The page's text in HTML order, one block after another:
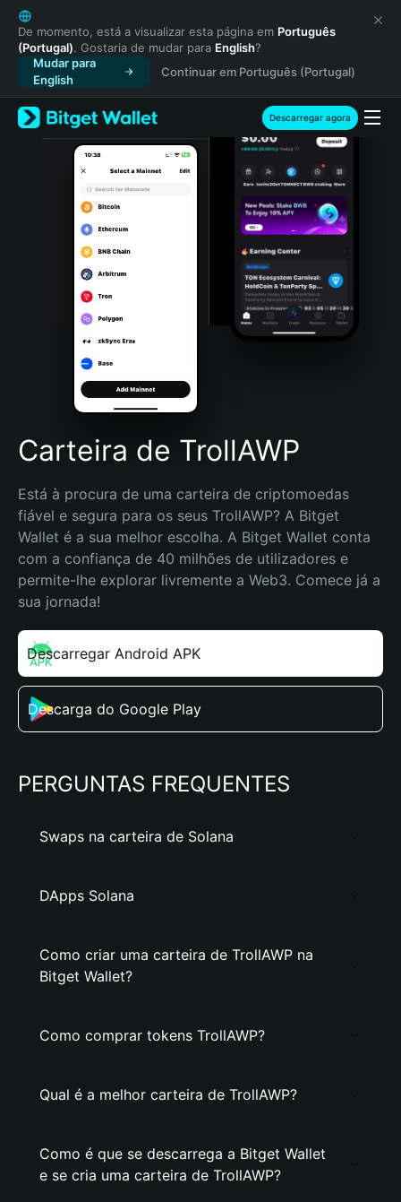
English
日本語
Tiếng Việt
Русский
Español (Latinoamérica)
Türkçe
Italiano
Português (Portugal)
Bahasa Indonesia
Português (Brasil)
Español (Argentina)
De momento, está a visualizar esta página em Português
(Portugal). Gostaria de mudar para English?
Mudar para
English
Continuar em Português (Portugal)
Descarregar agora
Carteira de TrollAWP
Está à procura de uma carteira de criptomoedas
fiável e segura para os seus TrollAWP? A Bitget
Wallet é a sua melhor escolha. A Bitget Wallet conta
com a confiança de 40 milhões de utilizadores e
permite-lhe explorar livremente a Web3. Comece já a
sua jornada!
Descarregar Android APK
Descarga do Google Play
PERGUNTAS FREQUENTES
Swaps na carteira de Solana
DApps Solana
Como criar uma carteira de TrollAWP na
Bitget Wallet?
Como comprar tokens TrollAWP?
Qual é a melhor carteira de TrollAWP?
Como é que se descarrega a Bitget Wallet
e se cria uma carteira de TrollAWP?